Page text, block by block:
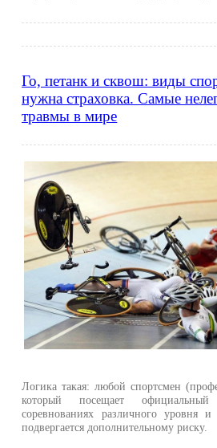
Го, петанк и сквош: виды
нужна страховка. Самые
травмы в мире
Логика такая: любой спортсмен
который посещает
соревнованиях различного уровня и
подвергается дополнительному риску.